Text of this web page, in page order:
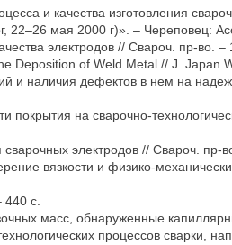
и качества изготовления
22–26 мая 2000 г)». – Череповец:
электродов // Свароч. пр-во.
Deposition of Weld Metal // J. Japan
и наличия дефектов в нем на
на сварочно-
электродов // Свароч.
вязкости и физико-
с.
масс, обнаруженные
процессов сварки,